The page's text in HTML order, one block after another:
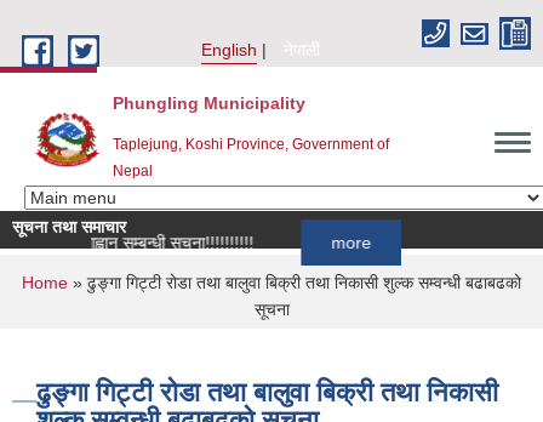
English
नेपाली
Phungling Municipality
Taplejung, Koshi Province, Government of
Nepal
सूचना तथा समाचार
आह्वान सम्बन्धी सूचना!!!!!!!!!!
You are here
Home » ढुङ्गा गिट्टी रोडा तथा बालुवा बिक्री तथा निकासी शुल्क सम्वन्धी बढाबढको
सूचना
ढुङ्गा गिट्टी रोडा तथा बालुवा बिक्री तथा निकासी